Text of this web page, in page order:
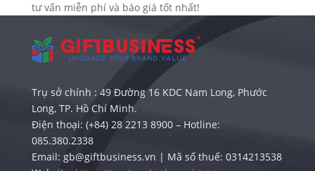
tư vấn miễn phí và báo giá tốt nhất!
Trụ sở chính : 49 Đường 16 KDC Nam Long, Phước
Long, TP. Hồ Chí Minh.
Điện thoại: (+84) 28 2213 8900 – Hotline:
085.380.2338
Email: gb@giftbusiness.vn | Mã số thuế: 0314213538